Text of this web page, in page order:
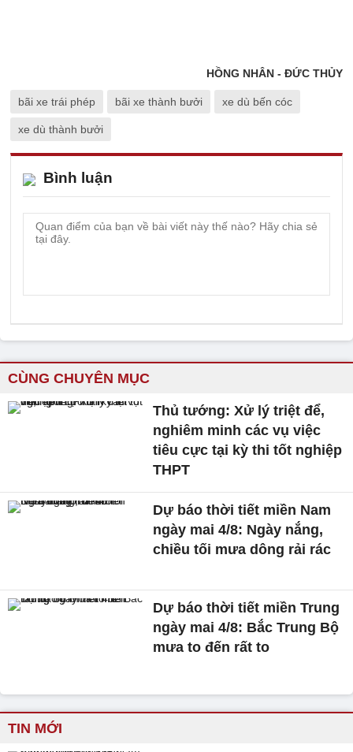
HỒNG NHÂN - ĐỨC THỦY
bãi xe trái phép bãi xe thành bưởi xe dù bến cóc
xe dù thành bưởi
Bình luận
CÙNG CHUYÊN MỤC
Thủ tướng: Xử lý triệt để,
nghiêm minh các vụ việc
tiêu cực tại kỳ thi tốt nghiệp
THPT
Dự báo thời tiết miền Nam
ngày mai 4/8: Ngày nắng,
chiều tối mưa dông rải rác
Dự báo thời tiết miền Trung
ngày mai 4/8: Bắc Trung Bộ
mưa to đến rất to
TIN MỚI